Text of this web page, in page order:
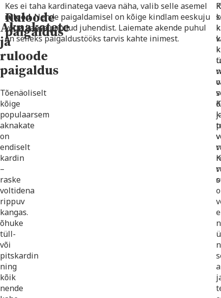
Aknakatete
ja
ruloode
paigaldus
Tõenäoliselt
kõige
populaarsem
aknakate
on
endiselt
kardin
–
raske
voltidena
rippuv
kangas.
õhuke
tüll-
või
pitskardin
ning
kõik
nende
Ruloode
paigaldus
Kes ei taha kardinatega vaeva näha, valib selle asemel
rulood. Nende paigaldamisel on kõige kindlam eeskuju
võtta kaasa pandud juhendist. Laiemate akende puhul
on selleks paigaldustööks tarvis kahte inimest.